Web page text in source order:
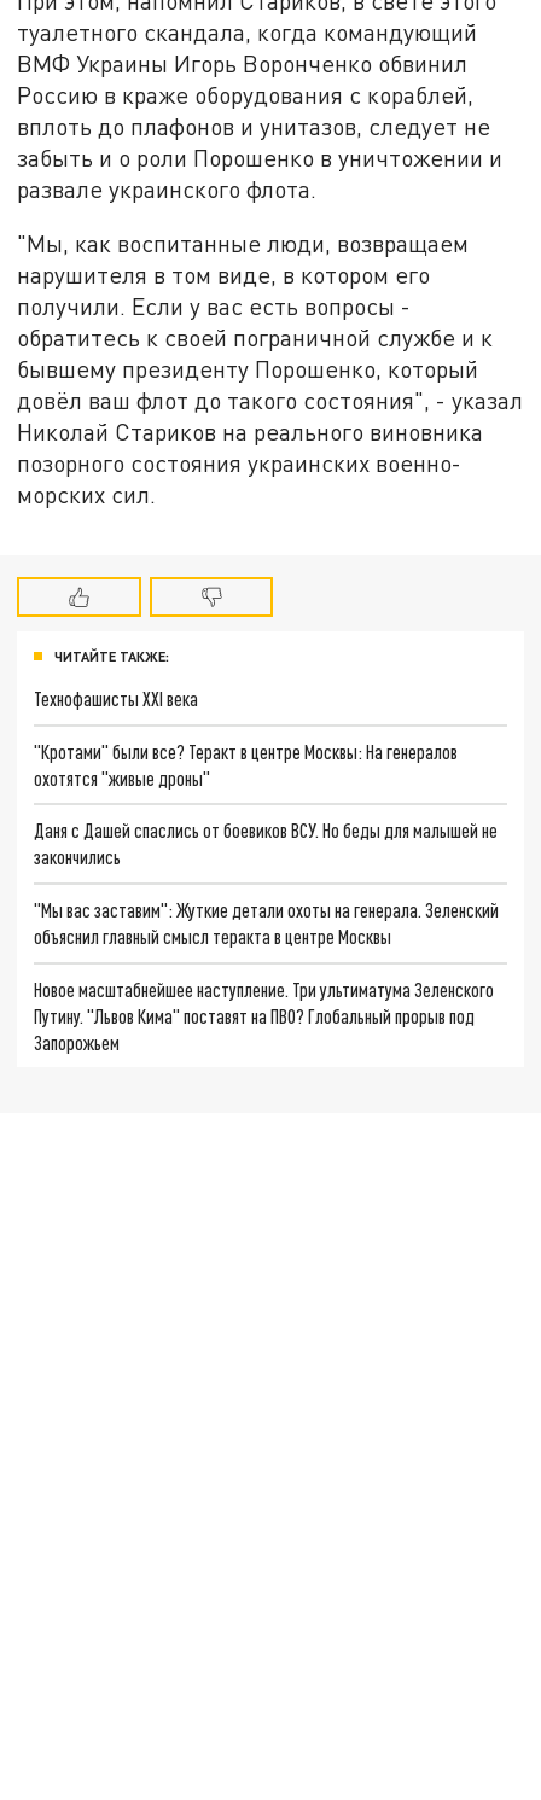
туалетного скандала, когда командующий
ВМФ Украины Игорь Воронченко обвинил
Россию в краже оборудования с кораблей,
вплоть до плафонов и унитазов, следует не
забыть и о роли Порошенко в уничтожении и
развале украинского флота.
"Мы, как воспитанные люди, возвращаем
нарушителя в том виде, в котором его
получили. Если у вас есть вопросы -
обратитесь к своей пограничной службе и к
бывшему президенту Порошенко, который
довёл ваш флот до такого состояния", - указал
Николай Стариков на реального виновника
позорного состояния украинских военно-
морских сил.
ЧИТАЙТЕ ТАКЖЕ:
Технофашисты XXI века
"Кротами" были все? Теракт в центре Москвы: На генералов
охотятся "живые дроны"
Даня с Дашей спаслись от боевиков ВСУ. Но беды для малышей не
закончились
"Мы вас заставим": Жуткие детали охоты на генерала. Зеленский
объяснил главный смысл теракта в центре Москвы
Новое масштабнейшее наступление. Три ультиматума Зеленского
Путину. "Львов Кима" поставят на ПВО? Глобальный прорыв под
Запорожьем